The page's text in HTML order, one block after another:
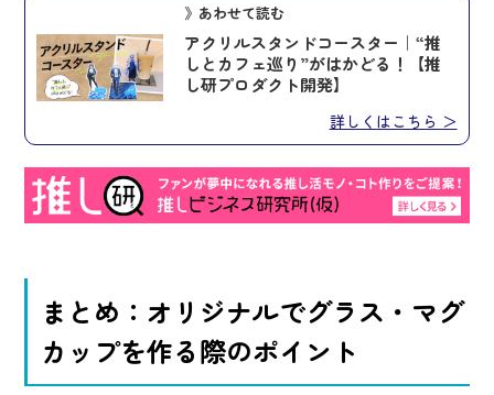
》あわせて読む
アクリルスタンドコースター｜“推
しとカフェ巡り”がはかどる！【推
し研プロダクト開発】
詳しくはこちら ＞
まとめ：オリジナルでグラス・マグ
カップを作る際のポイント